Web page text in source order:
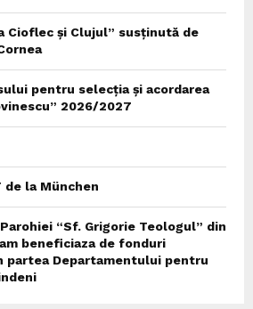
Cioflec și Clujul” susținută de
pentru selecția și acordarea
2026/2027
de la München
“Sf. Grigorie Teologul” din
beneficiaza de fonduri
partea Departamentului pentru